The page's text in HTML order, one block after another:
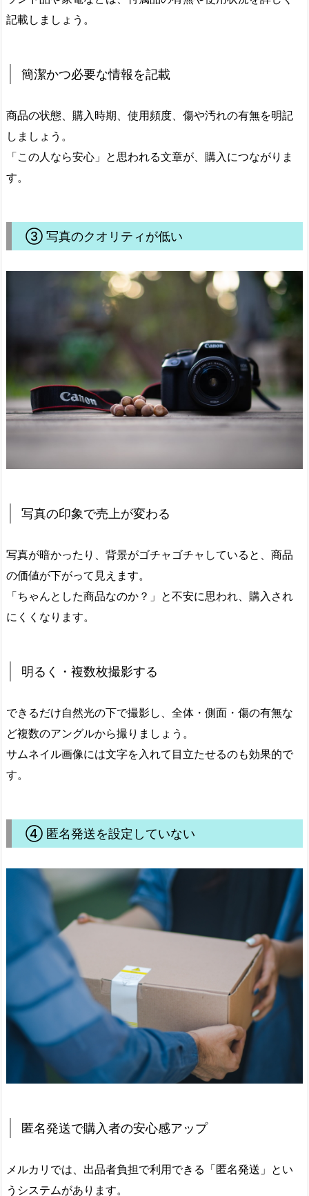
記載しましょう。
簡潔かつ必要な情報を記載
商品の状態、購入時期、使用頻度、傷や汚れの有無を明記
しましょう。
「この人なら安心」と思われる文章が、購入につながりま
す。
③ 写真のクオリティが低い
写真の印象で売上が変わる
写真が暗かったり、背景がゴチャゴチャしていると、商品
の価値が下がって見えます。
「ちゃんとした商品なのか？」と不安に思われ、購入され
にくくなります。
明るく・複数枚撮影する
できるだけ自然光の下で撮影し、全体・側面・傷の有無な
ど複数のアングルから撮りましょう。
サムネイル画像には文字を入れて目立たせるのも効果的で
す。
④ 匿名発送を設定していない
匿名発送で購入者の安心感アップ
メルカリでは、出品者負担で利用できる「匿名発送」とい
うシステムがあります。